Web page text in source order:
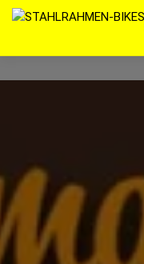
Zum
springen